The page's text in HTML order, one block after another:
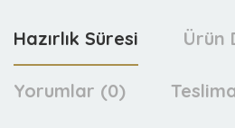
Hazırlık Süresi Ürün
Yorumlar (0)